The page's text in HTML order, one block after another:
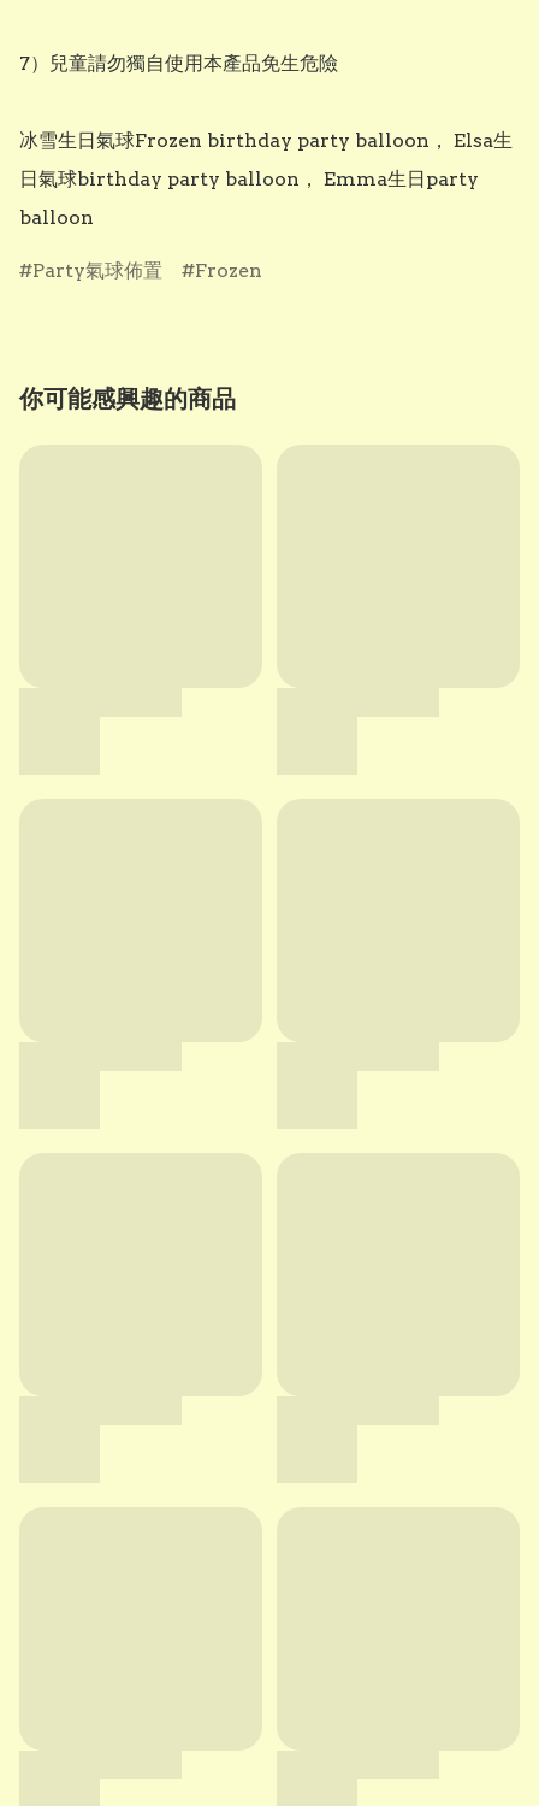
7）兒童請勿獨自使用本產品免生危險
冰雪生日氣球Frozen birthday party balloon， Elsa生
日氣球birthday party balloon， Emma生日party
balloon
Party氣球佈置 Frozen
你可能感興趣的商品